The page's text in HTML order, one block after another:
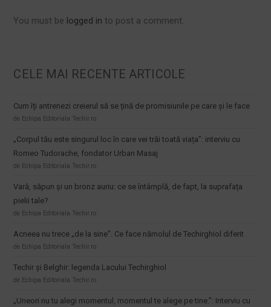
You must be logged in to post a comment.
CELE MAI RECENTE ARTICOLE
Cum îți antrenezi creierul să se țină de promisiunile pe care și le face
de Echipa Editoriala Techir.ro
„Corpul tău este singurul loc în care vei trăi toată viața”: interviu cu
Romeo Tudorache, fondator Urban Masaj
de Echipa Editoriala Techir.ro
Vară, săpun și un bronz auriu: ce se întâmplă, de fapt, la suprafața
pielii tale?
de Echipa Editoriala Techir.ro
Acneea nu trece „de la sine”. Ce face nămolul de Techirghiol diferit
de Echipa Editoriala Techir.ro
Techir și Belghir: legenda Lacului Techirghiol
de Echipa Editoriala Techir.ro
„Uneori nu tu alegi momentul, momentul te alege pe tine.”: Interviu cu